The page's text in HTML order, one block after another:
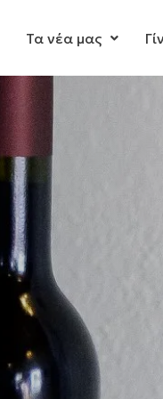
Τα νέα μας